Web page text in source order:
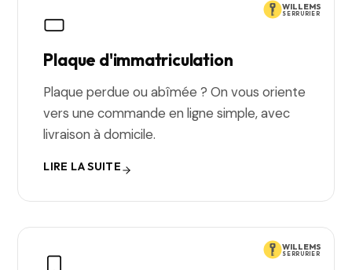
WILLEMS
SERRURIER
Plaque d'immatriculation
Plaque perdue ou abîmée ? On vous oriente
vers une commande en ligne simple, avec
livraison à domicile.
LIRE LA SUITE
WILLEMS
SERRURIER